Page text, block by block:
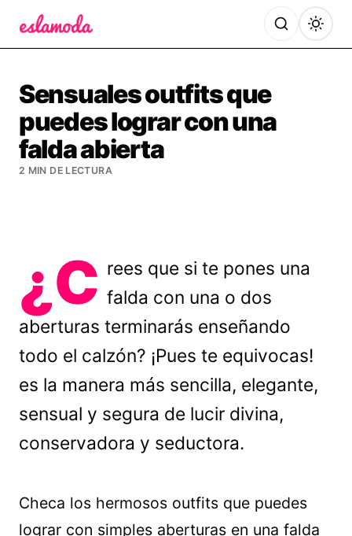
Sensuales outfits que
puedes lograr con una
falda abierta
2 MIN DE LECTURA
¿C rees que si te pones una
falda con una o dos
aberturas terminarás enseñando
todo el calzón? ¡Pues te equivocas!
es la manera más sencilla, elegante,
sensual y segura de lucir divina,
conservadora y seductora.
Checa los hermosos outfits que puedes
lograr con simples aberturas en una falda